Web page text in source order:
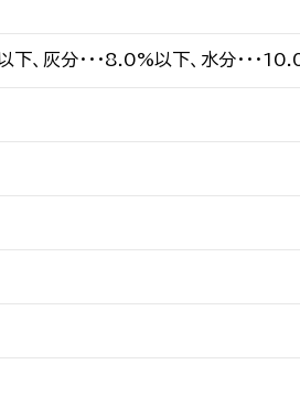
下、灰分・・・8.0%以下、水分・・・